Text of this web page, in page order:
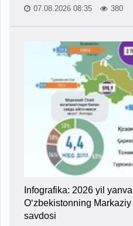
07.08.2026 08:35 380
Infografika: 2026 yil
O‘zbekistonning
savdosi